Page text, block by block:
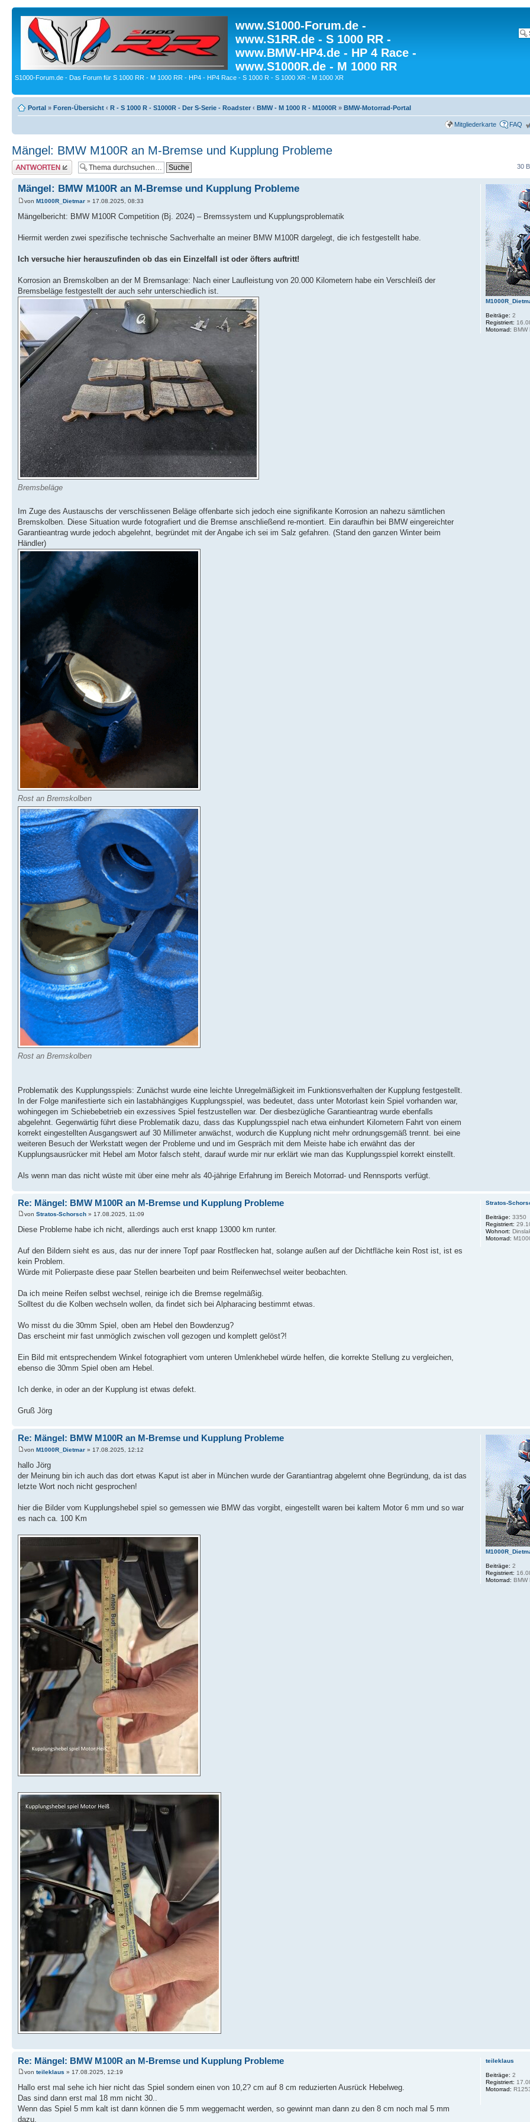
www.S1000-Forum.de -
www.S1RR.de - S 1000 RR -
www.BMW-HP4.de - HP 4 Race -
www.S1000R.de - M 1000 RR
S1000-Forum.de - Das Forum für S 1000 RR - M 1000 RR - HP4 - HP4 Race - S 1000 R - S 1000 XR - M 1000 XR
Portal » Foren-Übersicht ‹ R - S 1000 R - S1000R - Der S-Serie - Roadster ‹ BMW - M 1000 R - M1000R » BMW-Motorrad-Portal
Mitgliederkarte FAQ
Mängel: BMW M100R an M-Bremse und Kupplung Probleme
Antwort erstellen 30
Mängel: BMW M100R an M-Bremse und Kupplung Probleme
von M1000R_Dietmar » 17.08.2025, 08:33
Mängelbericht: BMW M100R Competition (Bj. 2024) – Bremssystem und Kupplungsproblematik
Hiermit werden zwei spezifische technische Sachverhalte an meiner BMW M100R dargelegt, die ich festgestellt habe.
Ich versuche hier herauszufinden ob das ein Einzelfall ist oder öfters auftritt!
Korrosion an Bremskolben an der M Bremsanlage: Nach einer Laufleistung von 20.000 Kilometern habe ein Verschleiß der
Bremsbeläge festgestellt der auch sehr unterschiedlich ist.
Bremsbeläge
Im Zuge des Austauschs der verschlissenen Beläge offenbarte sich jedoch eine signifikante Korrosion an nahezu sämtlichen
Bremskolben. Diese Situation wurde fotografiert und die Bremse anschließend re-montiert. Ein daraufhin bei BMW eingereichter
Garantieantrag wurde jedoch abgelehnt, begründet mit der Angabe ich sei im Salz gefahren. (Stand den ganzen Winter beim
Händler)
Rost an Bremskolben
Rost an Bremskolben
Problematik des Kupplungsspiels: Zunächst wurde eine leichte Unregelmäßigkeit im Funktionsverhalten der Kupplung festgestellt.
In der Folge manifestierte sich ein lastabhängiges Kupplungsspiel, was bedeutet, dass unter Motorlast kein Spiel vorhanden war,
wohingegen im Schiebebetrieb ein exzessives Spiel festzustellen war. Der diesbezügliche Garantieantrag wurde ebenfalls
abgelehnt. Gegenwärtig führt diese Problematik dazu, dass das Kupplungsspiel nach etwa einhundert Kilometern Fahrt von einem
korrekt eingestellten Ausgangswert auf 30 Millimeter anwächst, wodurch die Kupplung nicht mehr ordnungsgemäß trennt. bei eine
weiteren Besuch der Werkstatt wegen der Probleme und und im Gespräch mit dem Meiste habe ich erwähnt das der
Kupplungsausrücker mit Hebel am Motor falsch steht, darauf wurde mir nur erklärt wie man das Kupplungsspiel korrekt einstellt.
Als wenn man das nicht wüste mit über eine mehr als 40-jährige Erfahrung im Bereich Motorrad- und Rennsports verfügt.
Beiträge: 2
Registriert:
Motorrad: BMW
Re: Mängel: BMW M100R an M-Bremse und Kupplung Probleme
von Stratos-Schorsch » 17.08.2025, 11:09
Diese Probleme habe ich nicht, allerdings auch erst knapp 13000 km runter.
Auf den Bildern sieht es aus, das nur der innere Topf paar Rostflecken hat, solange außen auf der Dichtfläche kein Rost ist, ist es
kein Problem.
Würde mit Polierpaste diese paar Stellen bearbeiten und beim Reifenwechsel weiter beobachten.
Da ich meine Reifen selbst wechsel, reinige ich die Bremse regelmäßig.
Solltest du die Kolben wechseln wollen, da findet sich bei Alpharacing bestimmt etwas.
Wo misst du die 30mm Spiel, oben am Hebel den Bowdenzug?
Das erscheint mir fast unmöglich zwischen voll gezogen und komplett gelöst?!
Ein Bild mit entsprechendem Winkel fotographiert vom unteren Umlenkhebel würde helfen, die korrekte Stellung zu vergleichen,
ebenso die 30mm Spiel oben am Hebel.
Ich denke, in oder an der Kupplung ist etwas defekt.
Gruß Jörg
Stratos-
Beiträge: 3350
Registriert:
Wohnort:
Motorrad:
Re: Mängel: BMW M100R an M-Bremse und Kupplung Probleme
von M1000R_Dietmar » 17.08.2025, 12:12
hallo Jörg
der Meinung bin ich auch das dort etwas Kaput ist aber in München wurde der Garantiantrag abgelernt ohne Begründung, da ist das
letzte Wort noch nicht gesprochen!
hier die Bilder vom Kupplungshebel spiel so gemessen wie BMW das vorgibt, eingestellt waren bei kaltem Motor 6 mm und so war
es nach ca. 100 Km
Beiträge: 2
Registriert:
Motorrad: BMW
Re: Mängel: BMW M100R an M-Bremse und Kupplung Probleme
von teileklaus » 17.08.2025, 12:19
Hallo erst mal sehe ich hier nicht das Spiel sondern einen von 10,2? cm auf 8 cm reduzierten Ausrück Hebelweg.
Das sind dann erst mal 18 mm nicht 30..
Wenn das Spiel 5 mm kalt ist dann können die 5 mm weggemacht werden, so gewinnt man dann zu den 8 cm noch mal 5 mm
dazu.
teileklaus
Beiträge: 2
Registriert:
Motorrad: